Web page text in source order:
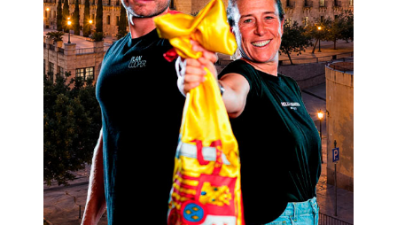
ranking Times Higher Education (THE). Estamos
entre las universidades españolas con menor
tasa de abandono y mejor nivel de
empleabilidad de sus estudiantes. En UCAM
estamos en constante evolución y a la
vanguardia en tecnología y herramientas para
una experiencia de aprendizaje de referencia
nacional e internacional.